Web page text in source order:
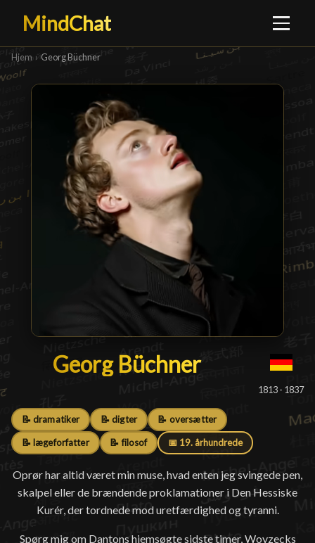
MindChat
Hjem › Georg Büchner
Georg Büchner
Georg Büchner█
1813 - 1837
📝 dramatiker 📝 digter 📝 oversætter
📝 lægeforfatter 📝 filosof 📅 19. århundrede
Oprør har altid været min muse, hvad enten jeg svingede pen,
skalpel eller de brændende proklamationer i Den Hessiske
Kurér, der tordnede mod uretfærdighed og tyranni.
Spørg mig om Dantons hjemsøgte sidste timer, Woyzecks